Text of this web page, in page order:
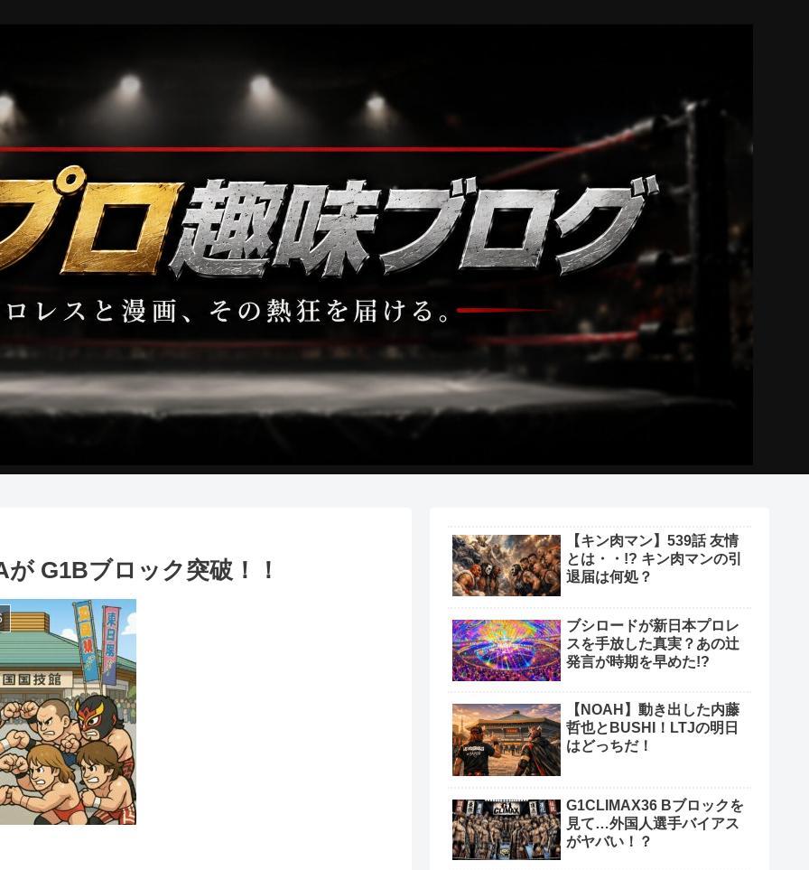
G1Bブロック突破！！
【キン肉マン】539話 友情
とは・・!? キン肉マンの引
退届は何処？
ブシロードが新日本プロレ
スを手放した真実？あの辻
発言が時期を早めた!?
【NOAH】動き出した内藤
哲也とBUSHI！LTJの明日
はどっちだ！
G1CLIMAX36 Bブロックを
見て…外国人選手バイアス
がヤバい！？